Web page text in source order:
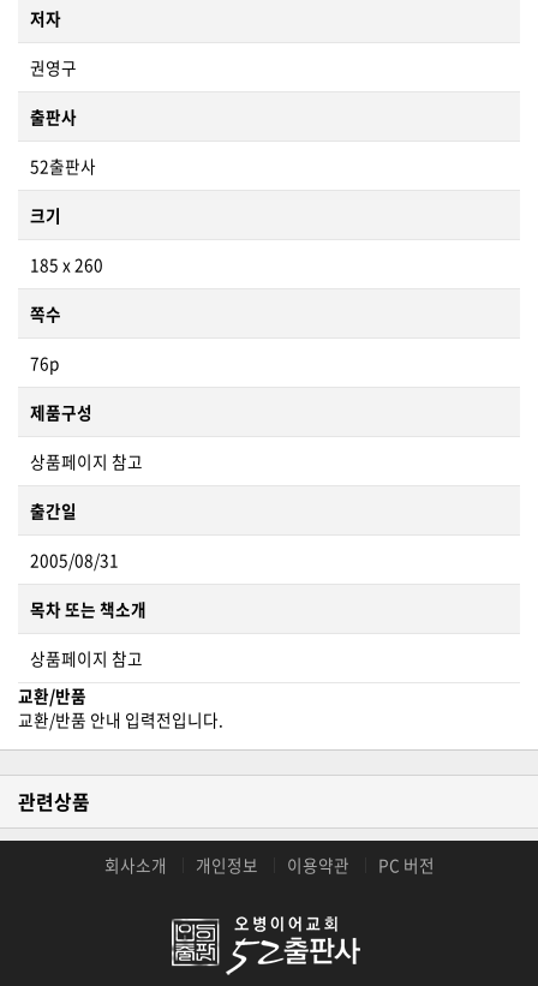
저자
권영구
출판사
52출판사
크기
185 x 260
쪽수
76p
제품구성
상품페이지 참고
출간일
2005/08/31
목차 또는 책소개
상품페이지 참고
교환/반품
교환/반품 안내 입력전입니다.
관련상품
회사소개 개인정보 이용약관 PC 버전